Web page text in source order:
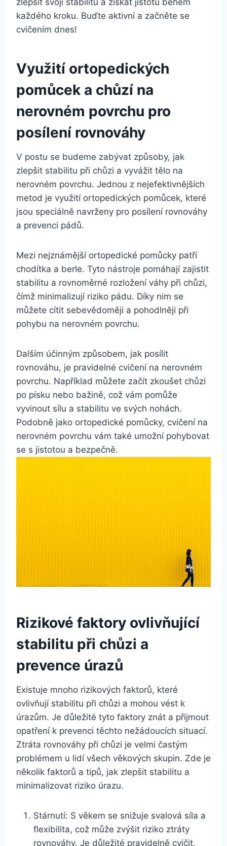
každého kroku. Buďte aktivní a začněte se
cvičením dnes!
Využití ortopedických
pomůcek a chůzí na
nerovném povrchu pro
posílení rovnováhy
V postu se budeme zabývat způsoby, jak
zlepšit stabilitu při chůzi a vyvážit tělo na
nerovném povrchu. Jednou z nejefektivnějších
metod je využití ortopedických pomůcek, které
jsou speciálně navrženy pro posílení rovnováhy
a prevenci pádů.
Mezi nejznámější ortopedické pomůcky patří
chodítka a berle. Tyto nástroje pomáhají zajistit
stabilitu a rovnoměrné rozložení váhy při chůzi,
čímž minimalizují riziko pádu. Díky nim se
můžete cítit sebevědoměji a pohodlněji při
pohybu na nerovném povrchu.
Dalším účinným způsobem, jak posílit
rovnováhu, je pravidelné cvičení na nerovném
povrchu. Například můžete začít zkoušet chůzi
po písku nebo bažině, což vám pomůže
vyvinout sílu a stabilitu ve svých nohách.
Podobně jako ortopedické pomůcky, cvičení na
nerovném povrchu vám také umožní pohybovat
se s jistotou a bezpečně.
Rizikové faktory ovlivňující
stabilitu při chůzi a
prevence úrazů
Existuje mnoho rizikových faktorů, které
ovlivňují stabilitu při chůzi a mohou vést k
úrazům. Je důležité tyto faktory znát a přijmout
opatření k prevenci těchto nežádoucích situací.
Ztráta rovnováhy při chůzi je velmi častým
problémem u lidí všech věkových skupin. Zde je
několik faktorů a tipů, jak zlepšit stabilitu a
minimalizovat riziko úrazu.
Stárnutí: S věkem se snižuje svalová síla a
flexibilita, což může zvýšit riziko ztráty
rovnováhy. Je důležité pravidelně cvičit,